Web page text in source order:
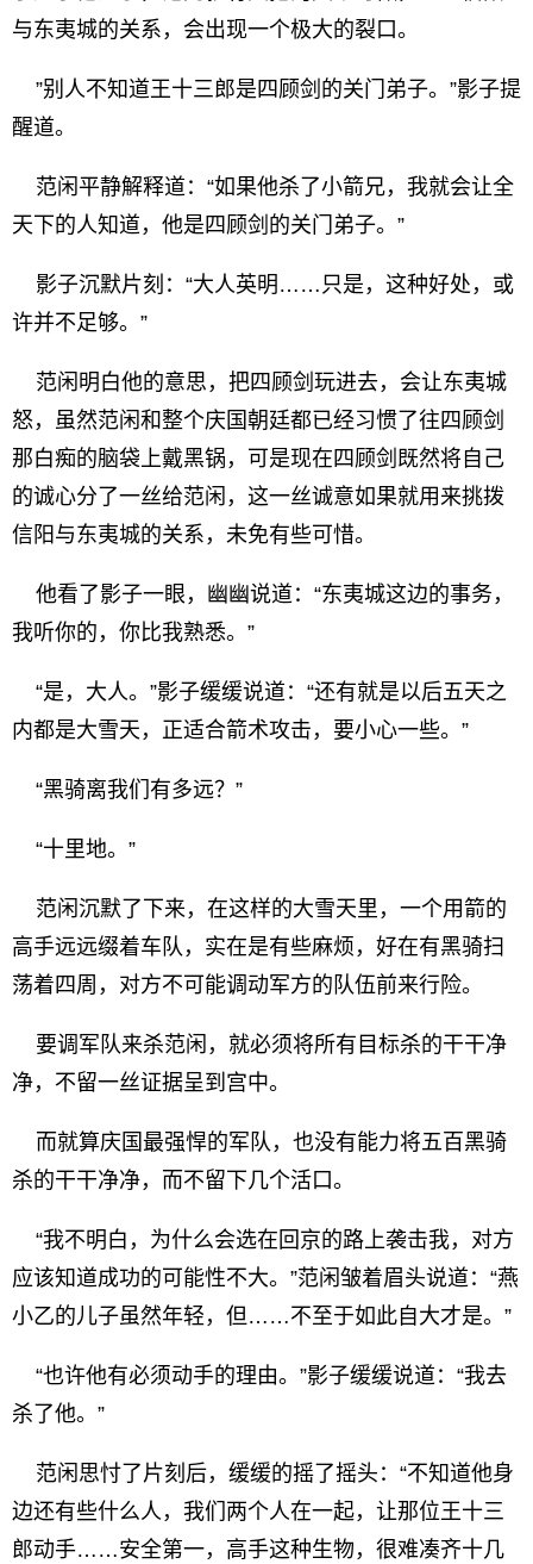
与东夷城的关系，会出现一个极大的裂口。
”别人不知道王十三郎是四顾剑的关门弟子。”影子提
醒道。
范闲平静解释道：“如果他杀了小箭兄，我就会让全
天下的人知道，他是四顾剑的关门弟子。”
影子沉默片刻：“大人英明……只是，这种好处，或
许并不足够。”
范闲明白他的意思，把四顾剑玩进去，会让东夷城
怒，虽然范闲和整个庆国朝廷都已经习惯了往四顾剑
那白痴的脑袋上戴黑锅，可是现在四顾剑既然将自己
的诚心分了一丝给范闲，这一丝诚意如果就用来挑拨
信阳与东夷城的关系，未免有些可惜。
他看了影子一眼，幽幽说道：“东夷城这边的事务，
我听你的，你比我熟悉。”
“是，大人。”影子缓缓说道：“还有就是以后五天之
内都是大雪天，正适合箭术攻击，要小心一些。”
“黑骑离我们有多远？”
“十里地。”
范闲沉默了下来，在这样的大雪天里，一个用箭的
高手远远缀着车队，实在是有些麻烦，好在有黑骑扫
荡着四周，对方不可能调动军方的队伍前来行险。
要调军队来杀范闲，就必须将所有目标杀的干干净
净，不留一丝证据呈到宫中。
而就算庆国最强悍的军队，也没有能力将五百黑骑
杀的干干净净，而不留下几个活口。
“我不明白，为什么会选在回京的路上袭击我，对方
应该知道成功的可能性不大。”范闲皱着眉头说道：“燕
小乙的儿子虽然年轻，但……不至于如此自大才是。”
“也许他有必须动手的理由。”影子缓缓说道：“我去
杀了他。”
范闲思忖了片刻后，缓缓的摇了摇头：“不知道他身
边还有些什么人，我们两个人在一起，让那位王十三
郎动手……安全第一，高手这种生物，很难凑齐十几